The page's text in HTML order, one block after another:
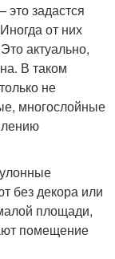
это задастся
от них
актуально,
В таком
не
многослойные
без декора или
площади,
помещение